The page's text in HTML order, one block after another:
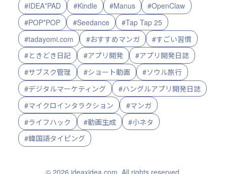
#IDEA*PAD
#Kindle #Manus
#OpenClaw
#POP*POP
#Seedance
#Tap Tap 25
#tadayomi.com
#おすすめマンガ
#すごい習慣
#ときどき日記
#アプリ開発
#アプリ開発日誌
#サブスク管理
#ショート動画
#ソウル旅行
#デジタルマーケティング
#ハングルアプリ開発日誌
#マイクロインタラクション
#マンガ
#ライフハック
#動画生成
#小ネタ
#韓国語タイピング
© 2026 ideaxidea.com. All rights reserved.